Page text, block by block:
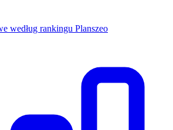
według rankingu Planszeo